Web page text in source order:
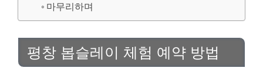
마무리하며
평창 봅슬레이 체험 예약 방법